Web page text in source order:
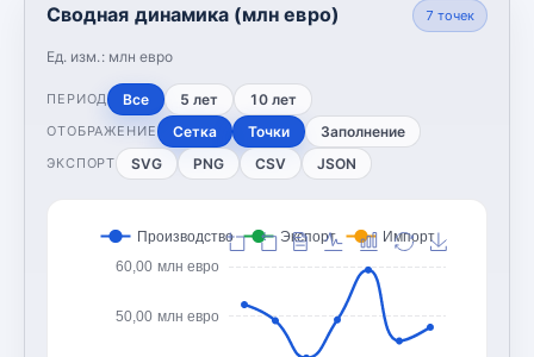
Сводная динамика (млн евро)
Ед. изм.: млн евро
7 точек
ПЕРИОД Все 5 лет 10 лет
ОТОБРАЖЕНИЕ Сетка Точки Заполнение
ЭКСПОРТ SVG PNG CSV JSON
50,00 млн евро
60,00 млн евро
Производство Экспорт Импорт